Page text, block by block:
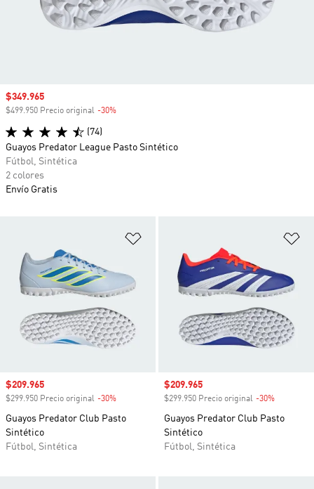
Precio de venta
$209.965
$299.950 Precio original -30%
Guayos Predator Club Pasto
Sintético
Fútbol, Sintética
Precio de venta
$209.965
$299.950 Precio original -30%
Guayos Predator Club Pasto
Sintético
Fútbol, Sintética
Precio de venta
$349.965
$499.950 Precio original -30%
(74)
Guayos Predator League Pasto Sintético
Fútbol, Sintética
2 colores
Envío Gratis